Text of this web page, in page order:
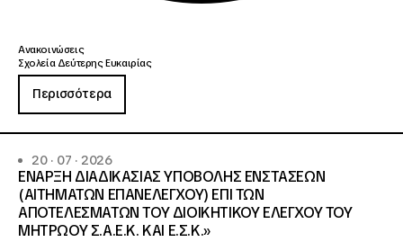
Ανακοινώσεις
Σχολεία Δεύτερης Ευκαιρίας
Περισσότερα
20 · 07 · 2026
ΕΝΑΡΞΗ ΔΙΑΔΙΚΑΣΙΑΣ ΥΠΟΒΟΛΗΣ ΕΝΣΤΑΣΕΩΝ
(ΑΙΤΗΜΑΤΩΝ ΕΠΑΝΕΛΕΓΧΟΥ) ΕΠΙ ΤΩΝ
ΑΠΟΤΕΛΕΣΜΑΤΩΝ ΤΟΥ ΔΙΟΙΚΗΤΙΚΟΥ ΕΛΕΓΧΟΥ ΤΟΥ
ΜΗΤΡΩΟΥ Σ.Α.Ε.Κ. ΚΑΙ Ε.Σ.Κ.»